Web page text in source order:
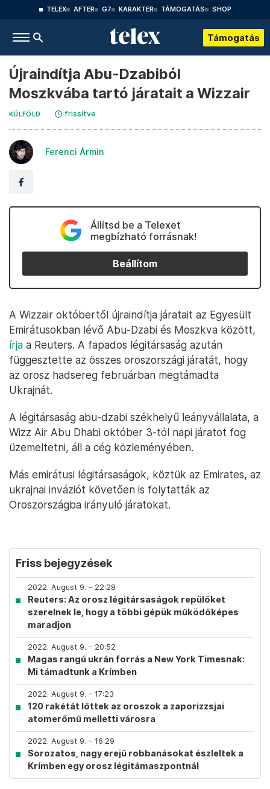
TELEX AFTER G7 KARAKTER TÁMOGATÁS SHOP
Támogatás
Újraindítja Abu-Dzabiból
Moszkvába tartó járatait a Wizzair
KÜLFÖLD frissítve
Ferenci Ármin
Állítsd be a Telexet
megbízható forrásnak!
Beállítom
A Wizzair októbertől újraindítja járatait az Egyesült
Emirátusokban lévő Abu-Dzabi és Moszkva között,
írja a Reuters. A fapados légitársaság azután
függesztette az összes oroszországi járatát, hogy
az orosz hadsereg februárban megtámadta
Ukrajnát.
A légitársaság abu-dzabi székhelyű leányvállalata, a
Wizz Air Abu Dhabi október 3-tól napi járatot fog
üzemeltetni, áll a cég közleményében.
Más emirátusi légitársaságok, köztük az Emirates, az
ukrajnai inváziót követően is folytatták az
Oroszországba irányuló járatokat.
Friss bejegyzések
2022. August 9. – 22:28
Reuters: Az orosz légitársaságok repülőket
szerelnek le, hogy a többi gépük működőképes
maradjon
2022. August 9. – 20:52
Magas rangú ukrán forrás a New York Timesnak:
Mi támadtunk a Krímben
2022. August 9. – 17:23
120 rakétát lőttek az oroszok a zaporizzsjai
atomerőmű melletti városra
2022. August 9. – 16:29
Sorozatos, nagy erejű robbanásokat észleltek a
Krímben egy orosz légitámaszpontnál